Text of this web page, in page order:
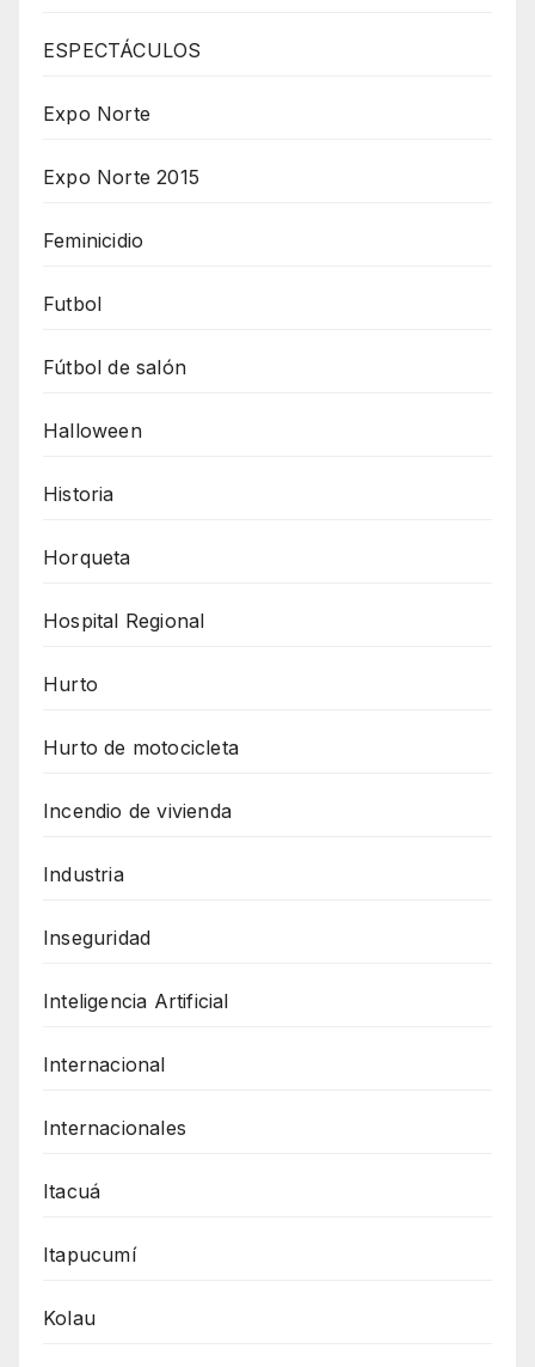
ESPECTÁCULOS
Expo Norte
Expo Norte 2015
Feminicidio
Futbol
Fútbol de salón
Halloween
Historia
Horqueta
Hospital Regional
Hurto
Hurto de motocicleta
Incendio de vivienda
Industria
Inseguridad
Inteligencia Artificial
Internacional
Internacionales
Itacuá
Itapucumí
Kolau